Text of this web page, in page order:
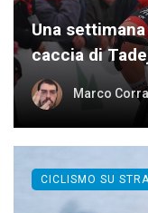
Una
caccia di
Marco
CICLISMO SU